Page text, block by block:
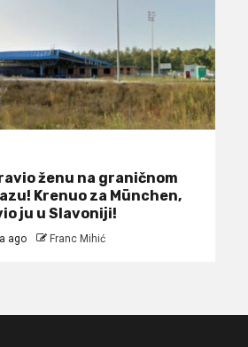
ženu na graničnom
Krenuo za München,
ju u Slavoniji!
ago Franc Mihić